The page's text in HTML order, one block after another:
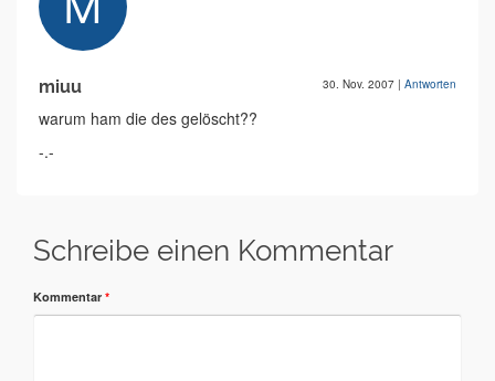
miuu 30. Nov. 2007 | Antworten
warum ham die des gelöscht??
-.-
Schreibe einen Kommentar
Kommentar *